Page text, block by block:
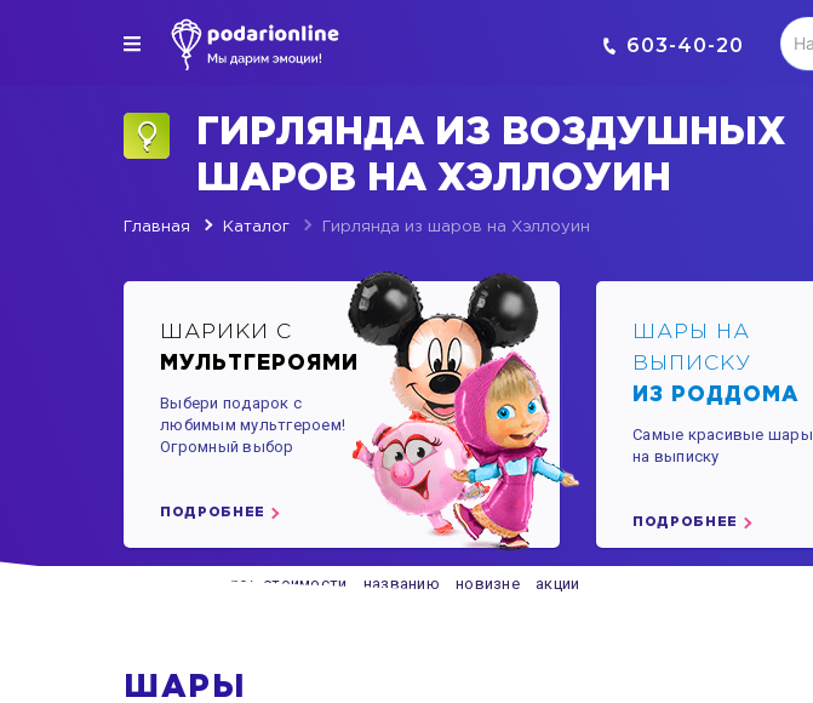
603-40-20
ГИРЛЯНДА ИЗ ВОЗДУШНЫХ
ШАРОВ НА ХЭЛЛОУИН
Главная Каталог Гирлянда из шаров на Хэллоуин
ШАРИКИ С
МУЛЬТГЕРОЯМИ
Выбери подарок с
любимым мультгероем!
Огромный выбор
ПОДРОБНЕЕ
ШАРЫ НА
ВЫПИСКУ
ИЗ РОДДОМА
Самые красивые шары
на выписку
ПОДРОБНЕЕ
Сортировать по: стоимости названию новизне акции
ШАРЫ